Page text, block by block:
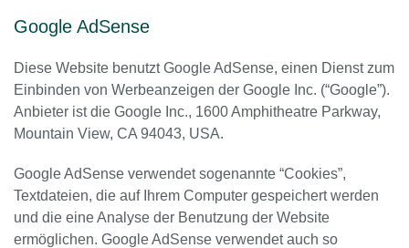
Google AdSense
Diese Website benutzt Google AdSense, einen Dienst zum
Einbinden von Werbeanzeigen der Google Inc. (“Google”).
Anbieter ist die Google Inc., 1600 Amphitheatre Parkway,
Mountain View, CA 94043, USA.
Google AdSense verwendet sogenannte “Cookies”,
Textdateien, die auf Ihrem Computer gespeichert werden
und die eine Analyse der Benutzung der Website
ermöglichen. Google AdSense verwendet auch so